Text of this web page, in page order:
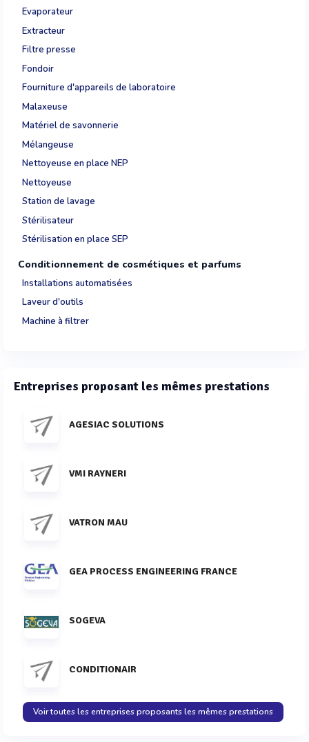
Evaporateur
Extracteur
Filtre presse
Fondoir
Fourniture d'appareils de laboratoire
Malaxeuse
Matériel de savonnerie
Mélangeuse
Nettoyeuse en place NEP
Nettoyeuse
Station de lavage
Stérilisateur
Stérilisation en place SEP
Conditionnement de cosmétiques et parfums
Installations automatisées
Laveur d'outils
Machine à filtrer
Entreprises proposant les mêmes prestations
AGESIAC SOLUTIONS
VMI RAYNERI
VATRON MAU
GEA PROCESS ENGINEERING FRANCE
SOGEVA
CONDITIONAIR
Voir toutes les entreprises proposants les mêmes prestations